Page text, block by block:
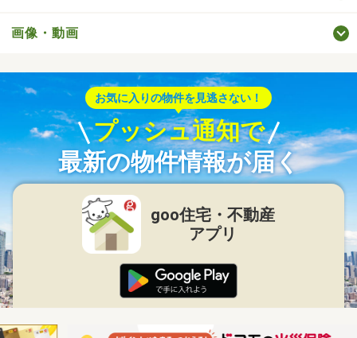
画像・動画
お気に入りの物件を見逃さない！
プッシュ通知で
最新の物件情報が届く
goo住宅・不動産
アプリ